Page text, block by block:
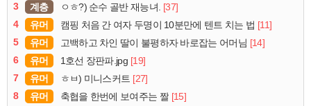
3
계층 ㅇㅎ?) 순수 골반 재능녀. [37]
4
유머 캠핑 처음 간 여자 두명이 10분만에 텐트 치는 법 [11]
5
유머 고백하고 차인 딸이 불평하자 바로잡는 어머님 [14]
6
유머 1호선 장판파.jpg [19]
7
유머 ㅎㅂ) 미니스커트 [27]
8
유머 축협을 한번에 보여주는 짤 [15]